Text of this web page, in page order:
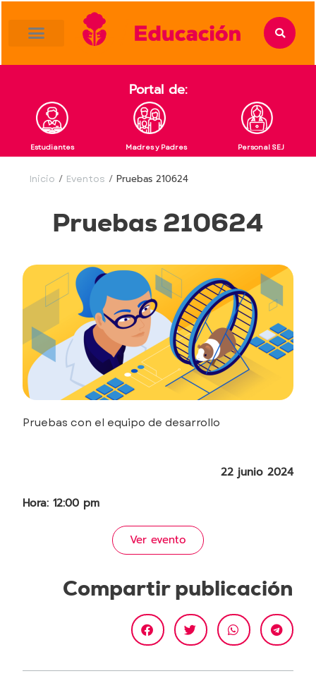
Portal de:
Estudiantes Madres y Padres Personal SEJ
Inicio / Eventos / Pruebas 210624
Pruebas 210624
Pruebas con el equipo de desarrollo
22 junio 2024
Hora: 12:00 pm
Ver evento
Compartir publicación